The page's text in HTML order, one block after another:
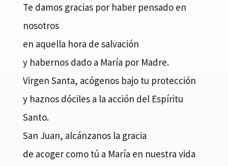
Te damos gracias por haber pensado en
nosotros
en aquella hora de salvación
y habernos dado a María por Madre.
Virgen Santa, acógenos bajo tu protección
y haznos dóciles a la acción del Espíritu
Santo.
San Juan, alcánzanos la gracia
de acoger como tú a María en nuestra vida